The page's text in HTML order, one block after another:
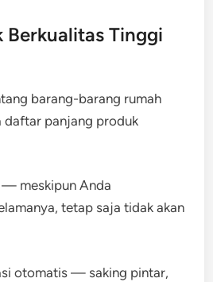
Berkualitas Tinggi
barang-barang rumah
daftar panjang produk
— meskipun Anda
tetap saja tidak akan
otomatis — saking pintar,